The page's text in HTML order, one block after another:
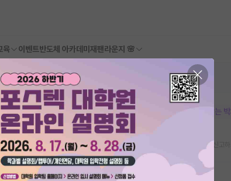
육 이벤트반도체 아카데미 재팬라운지 🌸
본문이 수정되지 않는
요.